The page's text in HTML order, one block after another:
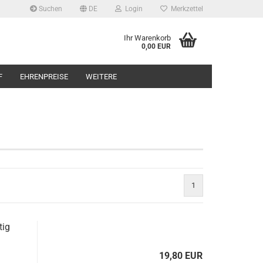
Suchen DE Login Merkzettel
Ihr Warenkorb
0,00 EUR
EHRENPREISE WEITERE
1
19,80 EUR